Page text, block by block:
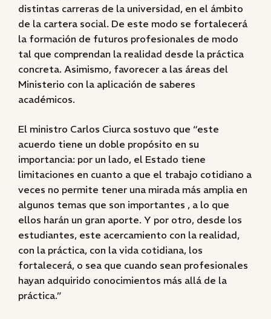
distintas carreras de la universidad, en el ámbito
de la cartera social. De este modo se fortalecerá
la formación de futuros profesionales de modo
tal que comprendan la realidad desde la práctica
concreta. Asimismo, favorecer a las áreas del
Ministerio con la aplicación de saberes
académicos.
El ministro Carlos Ciurca sostuvo que “este
acuerdo tiene un doble propósito en su
importancia: por un lado, el Estado tiene
limitaciones en cuanto a que el trabajo cotidiano a
veces no permite tener una mirada más amplia en
algunos temas que son importantes , a lo que
ellos harán un gran aporte. Y por otro, desde los
estudiantes, este acercamiento con la realidad,
con la práctica, con la vida cotidiana, los
fortalecerá, o sea que cuando sean profesionales
hayan adquirido conocimientos más allá de la
práctica.”